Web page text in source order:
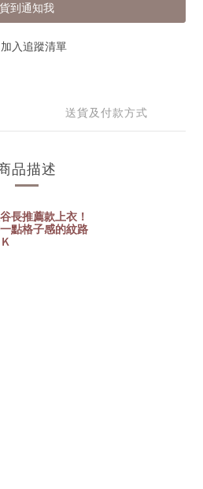
貨到通知我
加入追蹤清單
送貨及付款方式
品描述
長推薦款上衣！
點格子感的紋路